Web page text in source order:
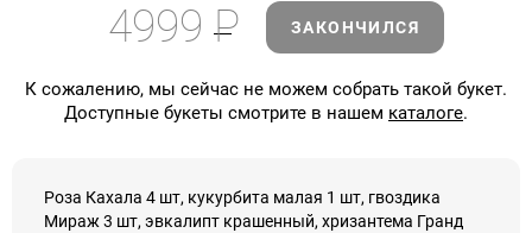
4999Р ЗАКОНЧИЛСЯ
К сожалению, мы сейчас не можем собрать такой букет.
Доступные букеты смотрите в нашем каталоге.
Роза Кахала 4 шт, кукурбита малая 1 шт, гвоздика
Мираж 3 шт, эвкалипт крашенный, хризантема Гранд